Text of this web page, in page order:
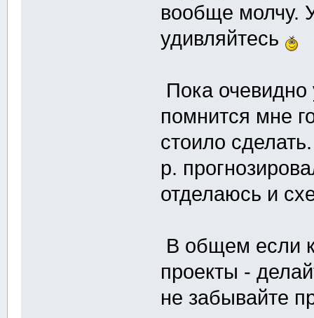
вообще молчу.
удивляйтесь
Пока
помнится мне
стоило
р.
отделаюсь и
В общем если
проекты -
не забывайте